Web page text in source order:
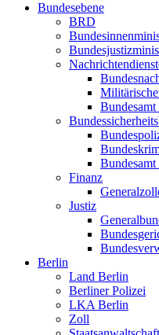
Bundesebene
BRD
Bundesamt
Finanz
Justiz
Berlin
Land Berlin
Berliner Polizei
LKA Berlin
Zoll